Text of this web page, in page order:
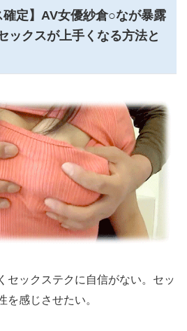
確定】AV女優紗倉○なが暴露
ックスが上手くなる方法と
セックステクに自信がない。セッ
を感じさせたい。